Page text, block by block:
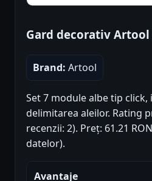
Gard decorativ Artool
Brand: Artool
Set 7 module albe tip
delimitarea aleilor. Rating
recenzii: 2). Preț: 61.21
datelor).
Avantaje